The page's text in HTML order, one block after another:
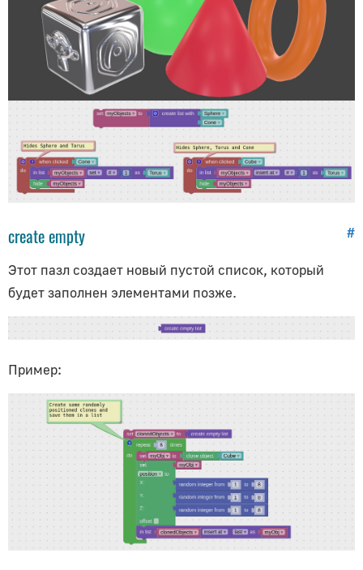
#
create empty
Этот пазл создает новый пустой список, который
будет заполнен элементами позже.
Пример: